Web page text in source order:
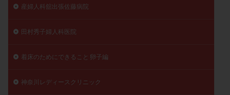
産婦人科舘出張佐藤病院
田村秀子婦人科医院
着床のためにできること 卵子編
神奈川レディースクリニック